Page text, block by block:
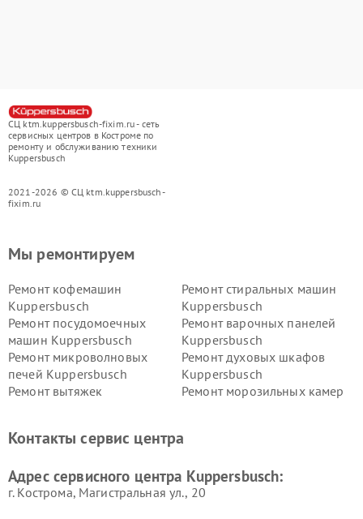
СЦ ktm.kuppersbusch-fixim.ru - сеть
сервисных центров в Костроме по
ремонту и обслуживанию техники
Kuppersbusch
2021-2026 © СЦ ktm.kuppersbusch-
fixim.ru
Мы ремонтируем
Ремонт кофемашин
Kuppersbusch
Ремонт стиральных машин
Kuppersbusch
Ремонт посудомоечных
машин Kuppersbusch
Ремонт варочных панелей
Kuppersbusch
Ремонт микроволновых
печей Kuppersbusch
Ремонт духовых шкафов
Kuppersbusch
Ремонт вытяжек
Ремонт морозильных камер
Kuppersbusch
вакуумных упаковщиков
Ремонт сушильных машин Kuppersbusch
Контакты сервис центра
Адрес сервисного центра Kuppersbusch:
г. Кострома, Магистральная ул., 20